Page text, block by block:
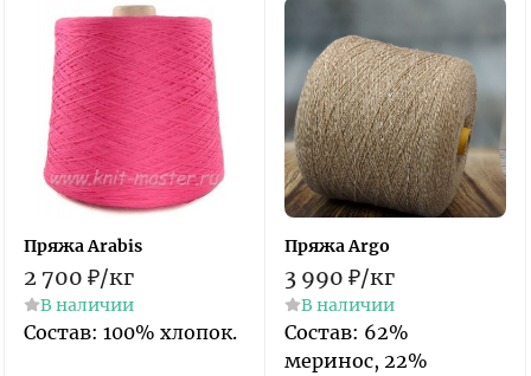
Пряжа Arabis
2 700 ₽/кг
В наличии
Состав: 100% хлопок.
Пряжа Argo
3 990 ₽/кг
В наличии
Состав: ​62%
меринос, 22%